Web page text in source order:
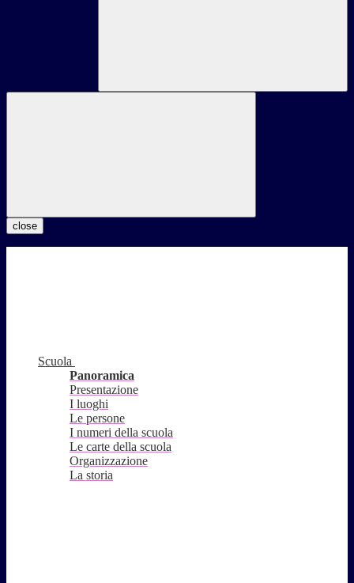
close
Scuola
Panoramica
Presentazione
I luoghi
Le persone
I numeri della scuola
Le carte della scuola
Organizzazione
La storia